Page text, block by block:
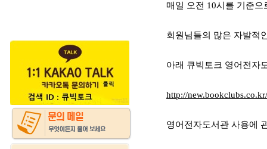
매일 오전 10시를 기준
회원님들의 많은 자발적
아래 큐빅토크 영어전자
http://
영어전자도서관 사용에